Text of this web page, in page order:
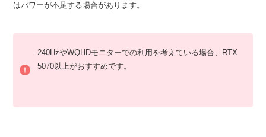
はパワーが不足する場合があります。
240HzやWQHDモニターでの利用を考えている場合、RTX
5070以上がおすすめです。